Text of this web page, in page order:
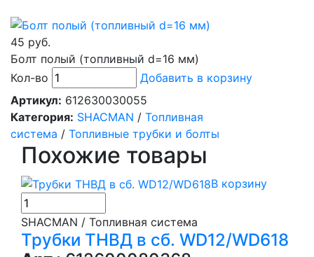
45 руб.
Болт полый (топливный d=16 мм)
Кол-во
Добавить в корзину
Артикул: 612630030055
Категория: SHACMAN / Топливная
система / Топливные трубки и болты
Похожие товары
В корзину
SHACMAN / Топливная система
Трубки ТНВД в сб. WD12/WD618